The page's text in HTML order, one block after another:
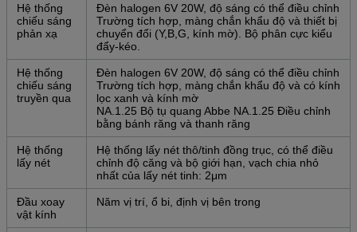
Hệ thống
chiếu sáng
phản xạ
Đèn halogen 6V 20W, độ sáng có thể điều chỉnh
Trường tích hợp, màng chắn khẩu độ và thiết bị
chuyển đổi (Y,B,G, kính mờ). Bộ phân cực kiểu
đẩy-kéo.
Hệ thống
chiếu sáng
truyền qua
Đèn halogen 6V 20W, độ sáng có thể điều chỉnh
Trường tích hợp, màng chắn khẩu độ và có kính
lọc xanh và kính mờ
NA.1.25 Bộ tụ quang Abbe NA.1.25 Điều chỉnh
bằng bánh răng và thanh răng
Hệ thống
lấy nét
Hệ thống lấy nét thô/tinh đồng trục, có thể điều
chỉnh độ căng và bộ giới hạn, vạch chia nhỏ
nhất của lấy nét tinh: 2μm
Đầu xoay
vật kính
Năm vị trí, ổ bi, định vị bên trong